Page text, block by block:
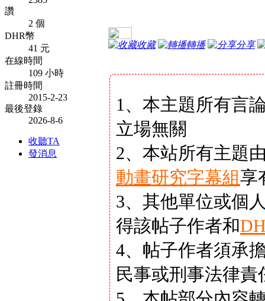
讚
2 個
DHR幣
41 元
在線時間
109 小時
註冊時間
2015-2-23
最後登錄
2026-8-6
收聽TA
發消息
收藏 轉播 分享
1、本主題所有言
立場無關
2、本站所有主題
動畫研究字幕組享
3、其他單位或個
得該帖子作者和
4、帖子作者須承
民事或刑事法律責